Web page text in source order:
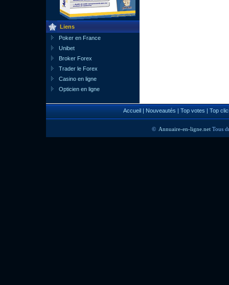
Liens
Poker en France
Unibet
Broker Forex
Trader le Forex
Casino en ligne
Opticien en ligne
Accueil| Nouveautés | Top votes | Top
© Annuaire-en-ligne.net Tous